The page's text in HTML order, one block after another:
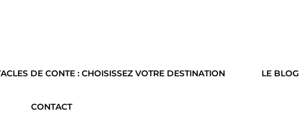
DE CONTE : CHOISISSEZ VOTRE DESTINATION LE BLOG
CONTACT